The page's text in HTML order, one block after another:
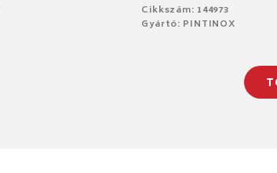
Cikkszám: 144973
Gyártó: PINTINOX